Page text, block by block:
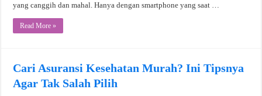
yang canggih dan mahal. Hanya dengan smartphone yang saat …
Read More »
Cari Asuransi Kesehatan Murah? Ini Tipsnya
Agar Tak Salah Pilih